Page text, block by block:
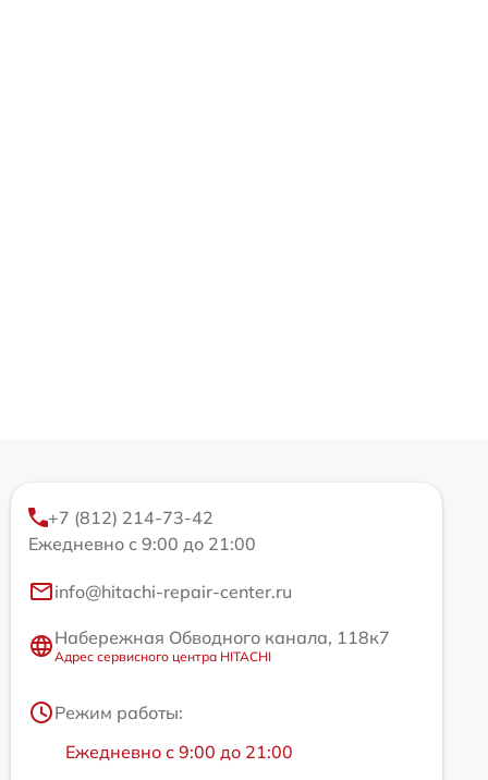
+7 (812) 214-73-42
Ежедневно с 9:00 до 21:00
info@hitachi-repair-center.ru
Набережная Обводного канала, 118к7
Адрес сервисного центра HITACHI
Режим работы:
Ежедневно с 9:00 до 21:00